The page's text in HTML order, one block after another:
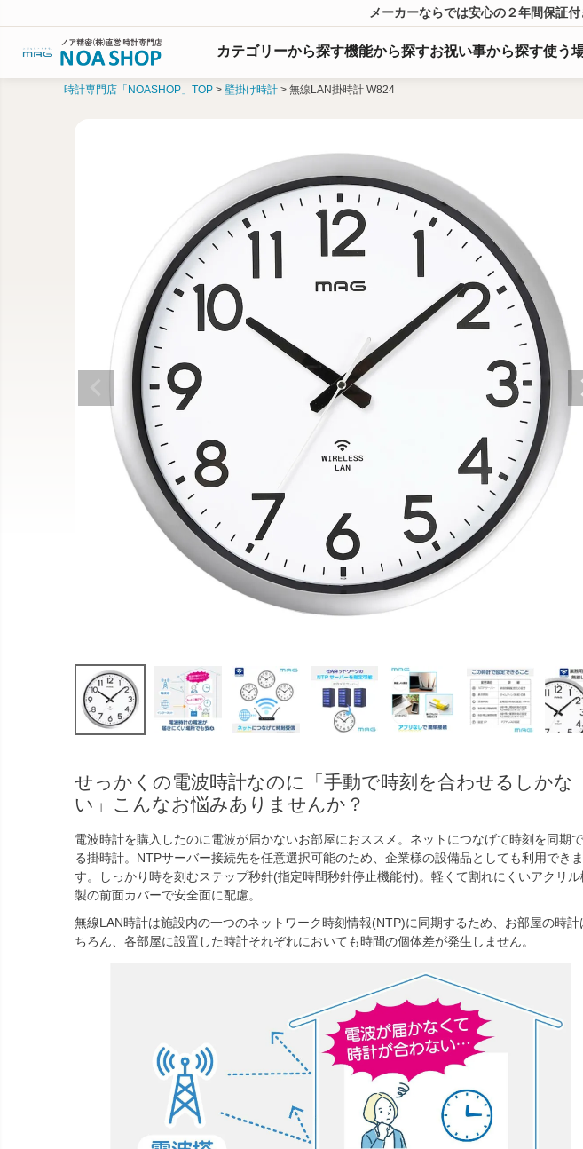
メーカーならでは安心の２年間保証
カテゴリーから探す機能から探すお祝い事から探す使う
時計専門店「NOASHOP」TOP 壁掛け時計 無線LAN掛時計 W824
せっかくの電波時計なのに「手動で時刻を合わせるしかな
い」こんなお悩みありませんか？
電波時計を購入したのに電波が届かないお部屋におススメ。ネットにつなげて時刻を同期
る掛時計。NTPサーバー接続先を任意選択可能のため、企業様の設備品としても利用できま
す。しっかり時を刻むステップ秒針(指定時間秒針停止機能付)。軽くて割れにくいアクリル
製の前面カバーで安全面に配慮。
無線LAN時計は施設内の一つのネットワーク時刻情報(NTP)に同期するため、お部屋の時計
ちろん、各部屋に設置した時計それぞれにおいても時間の個体差が発生しません。